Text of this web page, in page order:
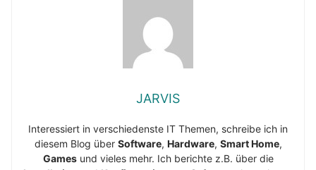
JARVIS
Interessiert in verschiedenste IT Themen, schreibe ich in
diesem Blog über Software, Hardware, Smart Home,
Gamesund vieles mehr. Ich berichte z.B. über die